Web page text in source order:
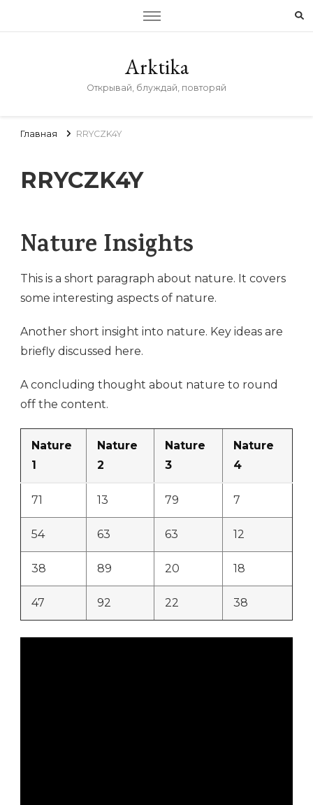
Arktika
Открывай, блуждай, повторяй
Главная RRYCZK4Y
RRYCZK4Y
Nature Insights
This is a short paragraph about nature. It covers
some interesting aspects of nature.
Another short insight into nature. Key ideas are
briefly discussed here.
A concluding thought about nature to round
off the content.
Nature
1
Nature
2
Nature
3
Nature
4
71 13 79 7
54 63 63 12
38 89 20 18
47 92 22 38